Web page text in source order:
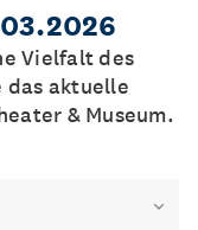
Vielfalt des
das aktuelle
& Museum.